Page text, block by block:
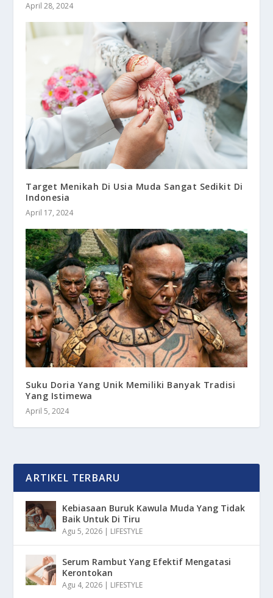
April 28, 2024
Target Menikah Di Usia Muda Sangat Sedikit Di
Indonesia
April 17, 2024
Suku Doria Yang Unik Memiliki Banyak Tradisi
Yang Istimewa
April 5, 2024
ARTIKEL TERBARU
Kebiasaan Buruk Kawula Muda Yang Tidak
Baik Untuk Di Tiru
Agu 5, 2026 | LIFESTYLE
Serum Rambut Yang Efektif Mengatasi
Kerontokan
Agu 4, 2026 | LIFESTYLE